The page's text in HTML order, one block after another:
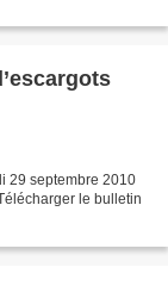
29 septembre 2010
le bulletin